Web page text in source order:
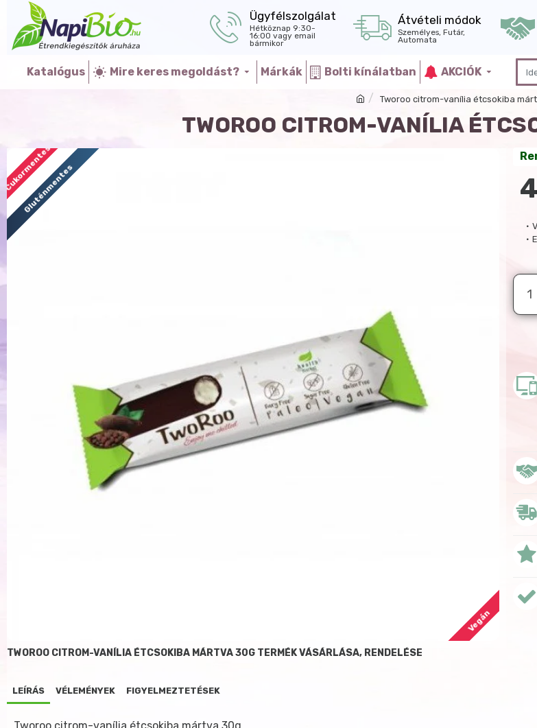
Ügyfélszolgálat
Hétköznap 9:30-
16:00 vagy email
bármikor
Átvételi módok
Személyes, Futár,
Automata
Katalógus Mire keres megoldást? Márkák Bolti kínálatban AKCIÓK
Tworoo citrom-vanília étcsokiba
TWOROO CITROM-VANÍLIA
Gluténmentes
Vegán
Cukormentes
TWOROO CITROM-VANÍLIA ÉTCSOKIBA MÁRTVA 30G TERMÉK VÁSÁRLÁSA, RENDELÉSE
LEÍRÁS VÉLEMÉNYEK FIGYELMEZTETÉSEK